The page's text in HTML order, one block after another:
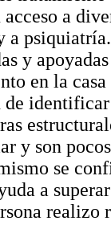
a
a
y
en la
y son
se
a